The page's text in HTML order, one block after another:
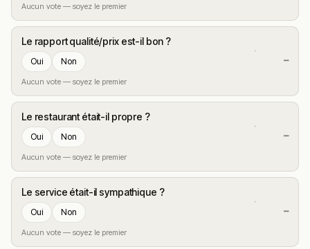
Aucun vote — soyez le premier
Le rapport qualité/prix est-il bon ?
Oui Non
Aucun vote — soyez le premier
—
Le restaurant était-il propre ?
Oui Non
Aucun vote — soyez le premier
—
Le service était-il sympathique ?
Oui Non
Aucun vote — soyez le premier
—